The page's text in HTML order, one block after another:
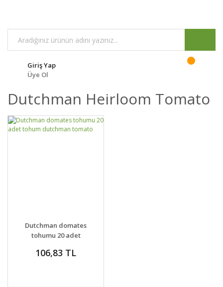
Giriş Yap
Üye Ol
Dutchman Heirloom Tomato
DETAYLAR
VER
Dutchman domates
tohumu 20 adet
tomato
106,83 TL